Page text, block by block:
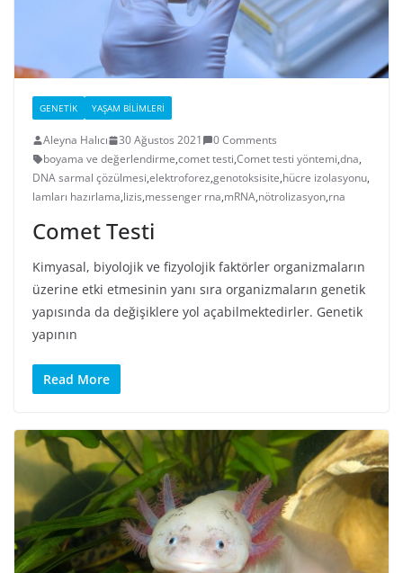
GENETIK YAŞAM BILIMLERI
Aleyna Halıcı 30 Ağustos 2021
0 Comments
boyama ve değerlendirme,comet testi,Comet testi yöntemi,dna,
DNA sarmal çözülmesi,elektroforez,genotoksisite,hücre izolasyonu,
lamları hazırlama,lizis,messenger rna,mRNA,nötrolizasyon,rna
Comet Testi
Kimyasal, biyolojik ve fizyolojik faktörler organizmaların
üzerine etki etmesinin yanı sıra organizmaların genetik
yapısında da değişiklere yol açabilmektedirler. Genetik
yapının
Read More